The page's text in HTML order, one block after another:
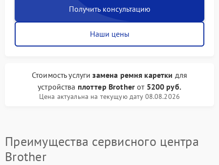
Получить консультацию
Наши цены
Стоимость услугизамена ремня каретки для
устройства плоттер Brotherот 5200 руб.
Цена актуальна на текущую дату 08.08.2026
Преимущества сервисного центра
Brother